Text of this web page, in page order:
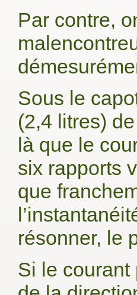
Par contre,
Sous le
(2,4 litres)
là que le
six rapports
que
résonner, le
Si le courant